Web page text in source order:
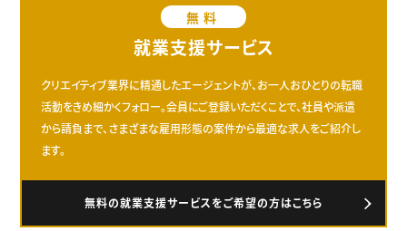
無料
就業支援サービス
クリエイティブ業界に精通したエージェントが、お一人おひとりの転職
活動をきめ細かくフォロー。会員にご登録いただくことで、社員や派遣
から請負まで、さまざまな雇用形態の案件から最適な求人をご紹介し
ます。
無料の就業支援サービスをご希望の方はこちら